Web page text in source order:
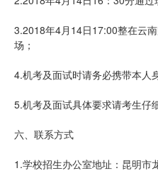
3.2018年4月14日17:00整在云
场；
4.机考及面试时请务必携带本人
5.机考及面试具体要求请考生仔
六、联系方式
1.学校招生办公室地址：昆明市